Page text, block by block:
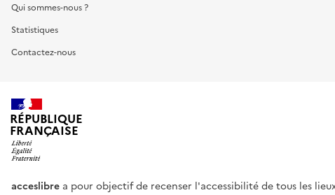
Qui sommes-nous ?
Statistiques
Contactez-nous
RÉPUBLIQUE
FRANÇAISE
acceslibre a pour objectif de recenser l'accessibilité de tous les